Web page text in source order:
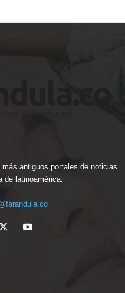
antiguos portales de noticias
de latinoamérica.